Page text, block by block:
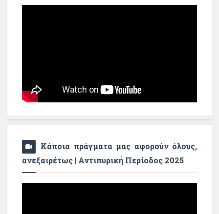
Κάποια πράγματα μας αφορούν όλους,
ανεξαιρέτως | Αντιπυρική Περίοδος 2025